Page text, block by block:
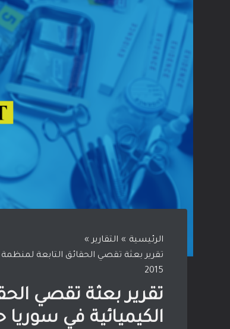
الرئيسية
التقارير
2015
تقرير بعثة تقصي